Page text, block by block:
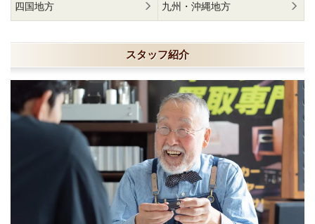
四国地方 九州・沖縄地方
スタッフ紹介